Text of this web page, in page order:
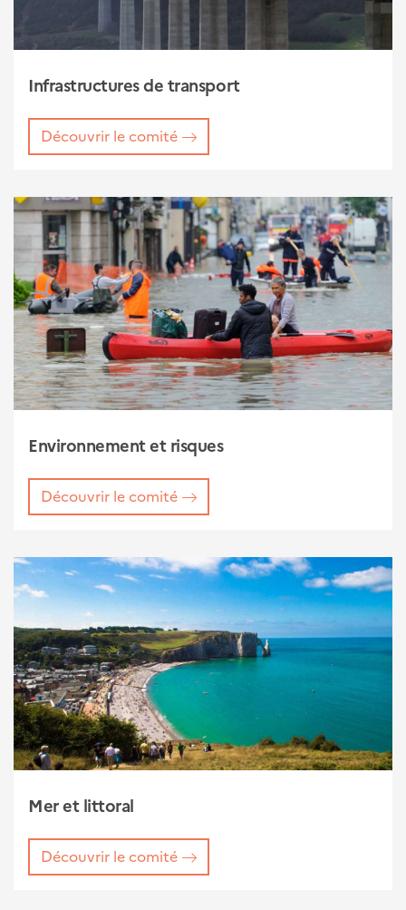
Infrastructures de transport
Découvrir le comité
Environnement et risques
Découvrir le comité
Mer et littoral
Découvrir le comité